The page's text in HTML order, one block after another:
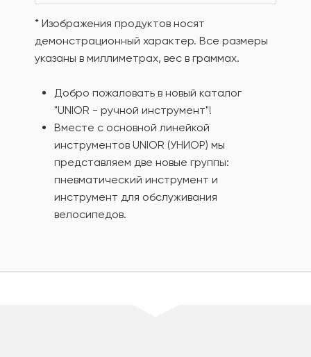
* Изображения продуктов носят
демонстрационный характер. Все размеры
указаны в миллиметрах, вес в граммах.
Добро пожаловать в новый каталог
"UNIOR - ручной инструмент"!
Вместе с основной линейкой
инструментов UNIOR (УНИОР) мы
представляем две новые группы:
пневматический инструмент и
инструмент для обслуживания
велосипедов.